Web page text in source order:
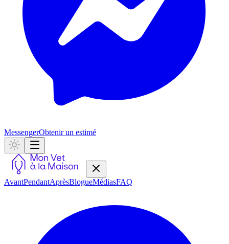
MessengerObtenir un estimé
AvantPendantAprèsBlogueMédiasFAQ